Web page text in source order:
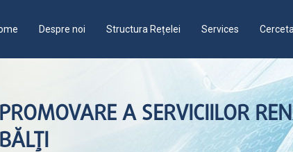
Despre noi Structura Rețelei Services
A SERVICIILOR